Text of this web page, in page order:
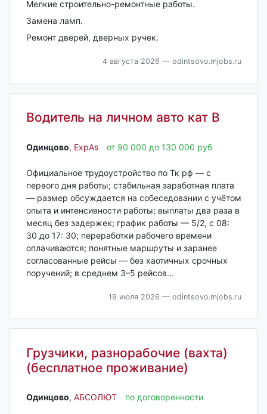
Мелкие строительно-ремонтные работы.
Замена ламп.
Ремонт дверей, дверных ручек.
4 августа 2026 — odintsovo.mjobs.ru
Водитель на личном авто кат В
Одинцово‎, ExpAs от 90 000 до 130 000 руб
Официальное трудоустройство по Тк рф — с
первого дня работы; стабильная заработная плата
— размер обсуждается на собеседовании с учётом
опыта и интенсивности работы; выплаты два раза в
месяц без задержек; график работы — 5/2, с 08:
30 до 17: 30; переработки рабочего времени
оплачиваются; понятные маршруты и заранее
согласованные рейсы — без хаотичных срочных
поручений; в среднем 3–5 рейсов...
19 июля 2026 — odintsovo.mjobs.ru
Грузчики, разнорабочие (вахта)
(бесплатное проживание)
Одинцово‎, АБСОЛЮТ по договоренности